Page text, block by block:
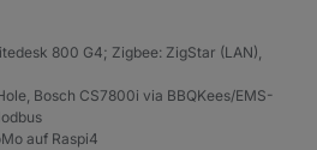
will wait for you to complete
800 G4; Zigbee: ZigStar (LAN),
Bosch CS7800i via BBQKees/EMS-
auf Raspi4